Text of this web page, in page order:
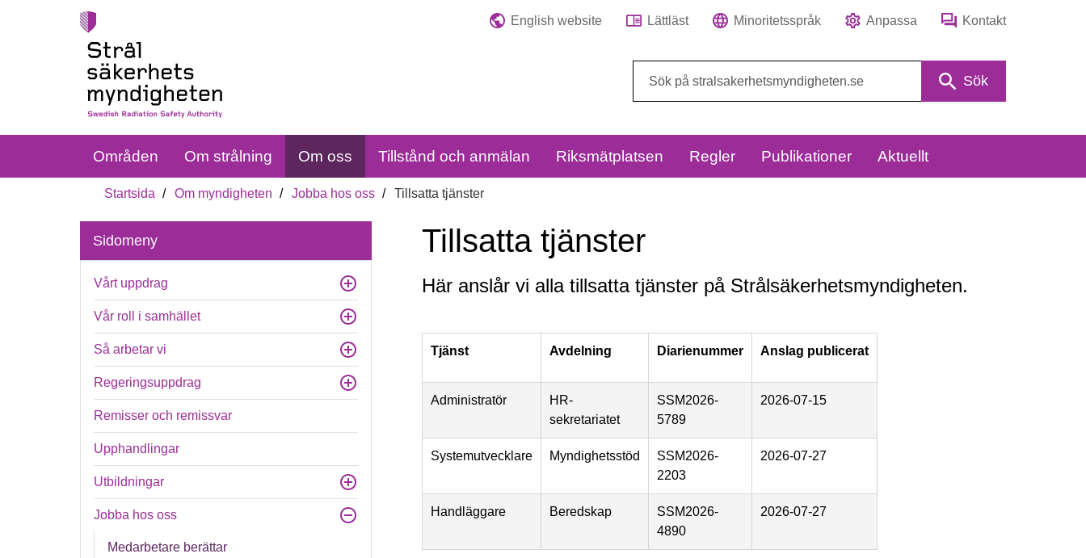
English website Lättläst Minoritetsspråk Anpassa Kontakt
Sök
Områden Om strålning Om oss Tillstånd och anmälan Riksmätplatsen Regler Publikationer Aktuellt
Startsida Om myndigheten Jobba hos oss Tillsatta tjänster
Sidomeny
Vårt uppdrag
Vår roll i samhället
Så arbetar vi
Regeringsuppdrag
Remisser och remissvar
Upphandlingar
Utbildningar
Jobba hos oss
Medarbetare berättar
Tillsatta tjänster
Tillsatta
tjänster
Här anslår vi alla tillsatta tjänster på Strålsäkerhetsmyndigheten.
Tjänst Avdelning Diarienummer Anslag publicerat
Administratör
HR-
sekretariatet
SSM2026-
5789
2026-07-15
Systemutvecklare Myndighetsstöd
SSM2026-
2203
2026-07-27
Handläggare Beredskap
SSM2026-
4890
2026-07-27